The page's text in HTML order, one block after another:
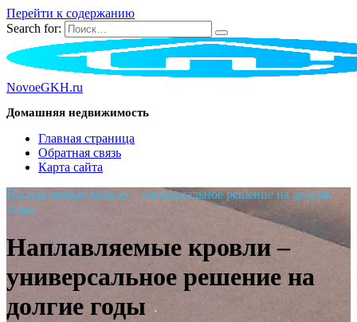
Перейти к содержанию
Search for:
NovoeGKH.ru
Домашняя недвижимость
Главная страница
Обратная связь
Карта сайта
Наплавляемые кровли – универсальное решение на долгие
годы
Наплавляемые кровли –
универсальное решение на
долгие годы